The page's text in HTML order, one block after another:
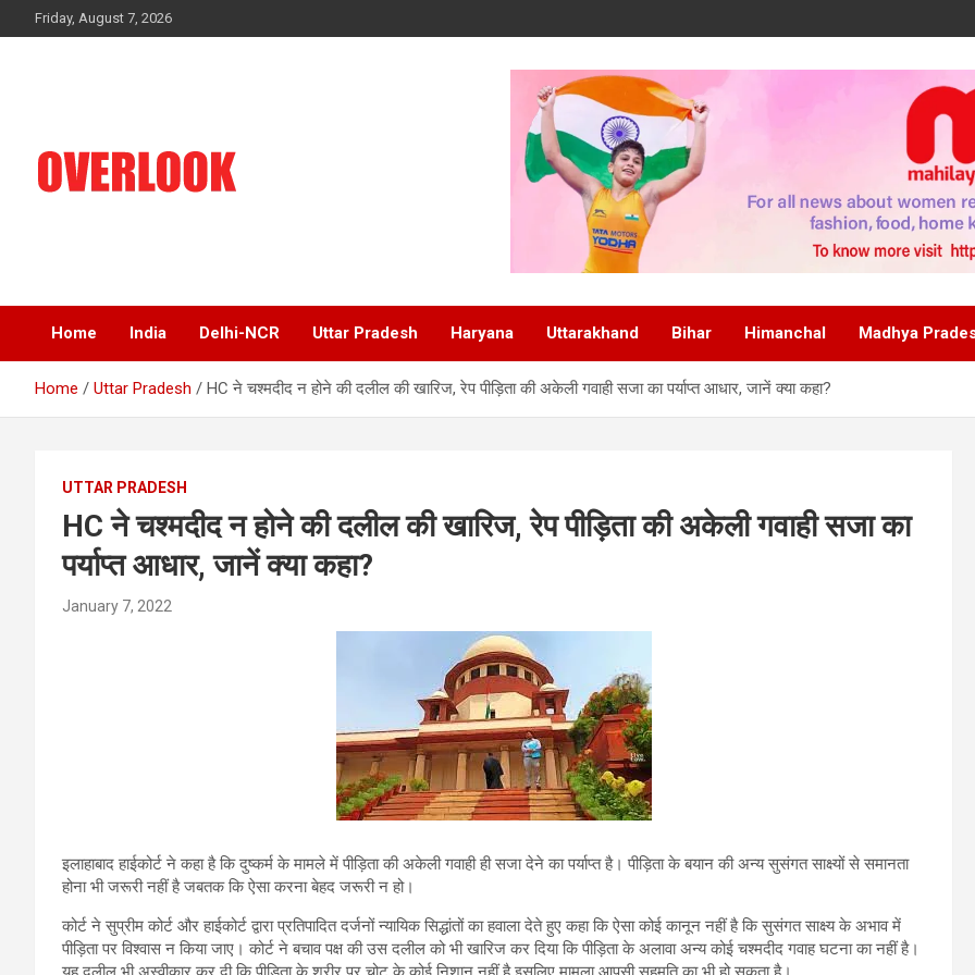
to
Friday, August 7, 2026
Home India Delhi-NCR Uttar Pradesh Haryana Uttarakhand Bihar Himanchal Madhya
Home Uttar Pradesh HC ने चश्मदीद न होने की दलील की खारिज, रेप पीड़िता की अकेली गवाही सजा का पर्याप्त आधार, जानें क्या कहा?
UTTAR PRADESH
HC ने चश्मदीद न होने की दलील की खारिज, रेप पीड़िता की अकेली गवाही सजा का
पर्याप्त आधार, जानें क्या कहा?
January 7, 2022
इलाहाबाद हाईकोर्ट ने कहा है कि दुष्कर्म के मामले में पीड़िता की अकेली गवाही ही सजा देने का पर्याप्त है। पीड़ि‍ता के बयान की अन्य सुसंगत साक्ष्यों से समानता
होना भी जरूरी नहीं है जबतक कि ऐसा करना बेहद जरूरी न हो।
कोर्ट ने सुप्रीम कोर्ट और हाईकोर्ट द्वारा प्रतिपादित दर्जनों न्यायिक सिद्धांतों का हवाला देते हुए कहा कि ऐसा कोई कानून नहीं है कि सुसंगत साक्ष्य के अभाव में
पीड़िता पर विश्वास न किया जाए। कोर्ट ने बचाव पक्ष की उस दलील को भी खारिज कर दिया कि पीड़िता के अलावा अन्य कोई चश्मदीद गवाह घटना का नहीं है।